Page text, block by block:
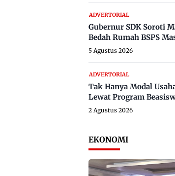
ADVERTORIAL
Gubernur SDK Soroti
Bedah Rumah BSPS
5 Agustus 2026
ADVERTORIAL
Tak Hanya Modal
Lewat Program
2 Agustus 2026
EKONOMI